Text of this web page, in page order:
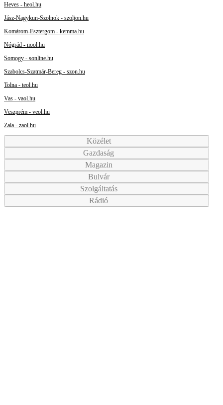
Heves - heol.hu
Jász-Nagykun-Szolnok - szoljon.hu
Komárom-Esztergom - kemma.hu
Nógrád - nool.hu
Somogy - sonline.hu
Szabolcs-Szatmár-Bereg - szon.hu
Tolna - teol.hu
Vas - vaol.hu
Veszprém - veol.hu
Zala - zaol.hu
Közélet
Gazdaság
Magazin
Bulvár
Szolgáltatás
Rádió